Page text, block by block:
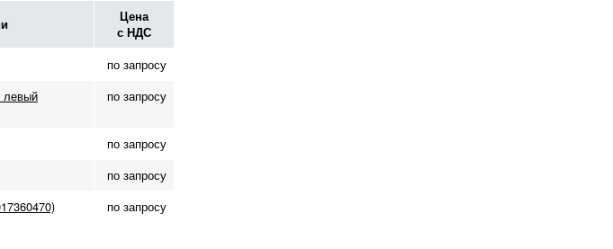
Цена
с НДС
по запросу
левый
по запросу
по запросу
по запросу
по запросу